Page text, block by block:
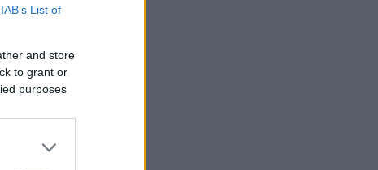
IAB’s List of
and store
to grant or
purposes